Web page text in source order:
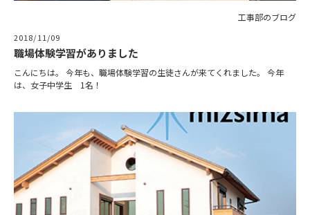
資料請求・お問い合わせ
工事部のブログ
2018/11/09
職場体験学習がありました
こんにちは。 今年も、職場体験学習の生徒さんが来てくれました。 今年
は、女子中学生 1名！